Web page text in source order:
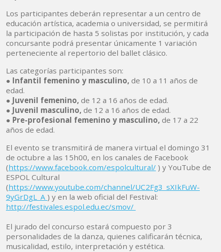
Los participantes deberán representar a un centro de
educación artística, academia o universidad, se permitirá
la participación de hasta 5 solistas por institución, y cada
concursante podrá presentar únicamente 1 variación
perteneciente al repertorio del ballet clásico.
Las categorías participantes son:
● Infantil femenino y masculino, de 10 a 11 años de
edad.
● Juvenil femenino, de 12 a 16 años de edad.
● Juvenil masculino, de 12 a 16 años de edad.
● Pre-profesional femenino y masculino, de 17 a 22
años de edad.
El evento se transmitirá de manera virtual el domingo 31
de octubre a las 15h00, en los canales de Facebook
(https://www.facebook.com/espolcultural/ ) y YouTube de
ESPOL Cultural
(https://www.youtube.com/channel/UC2Fg3_sXIkFuW-
9yGrDgL_A ) y en la web oficial del Festival:
http://festivales.espol.edu.ec/smov/
El jurado del concurso estará compuesto por 3
personalidades de la danza, quienes calificarán técnica,
musicalidad, estilo, interpretación y estética.